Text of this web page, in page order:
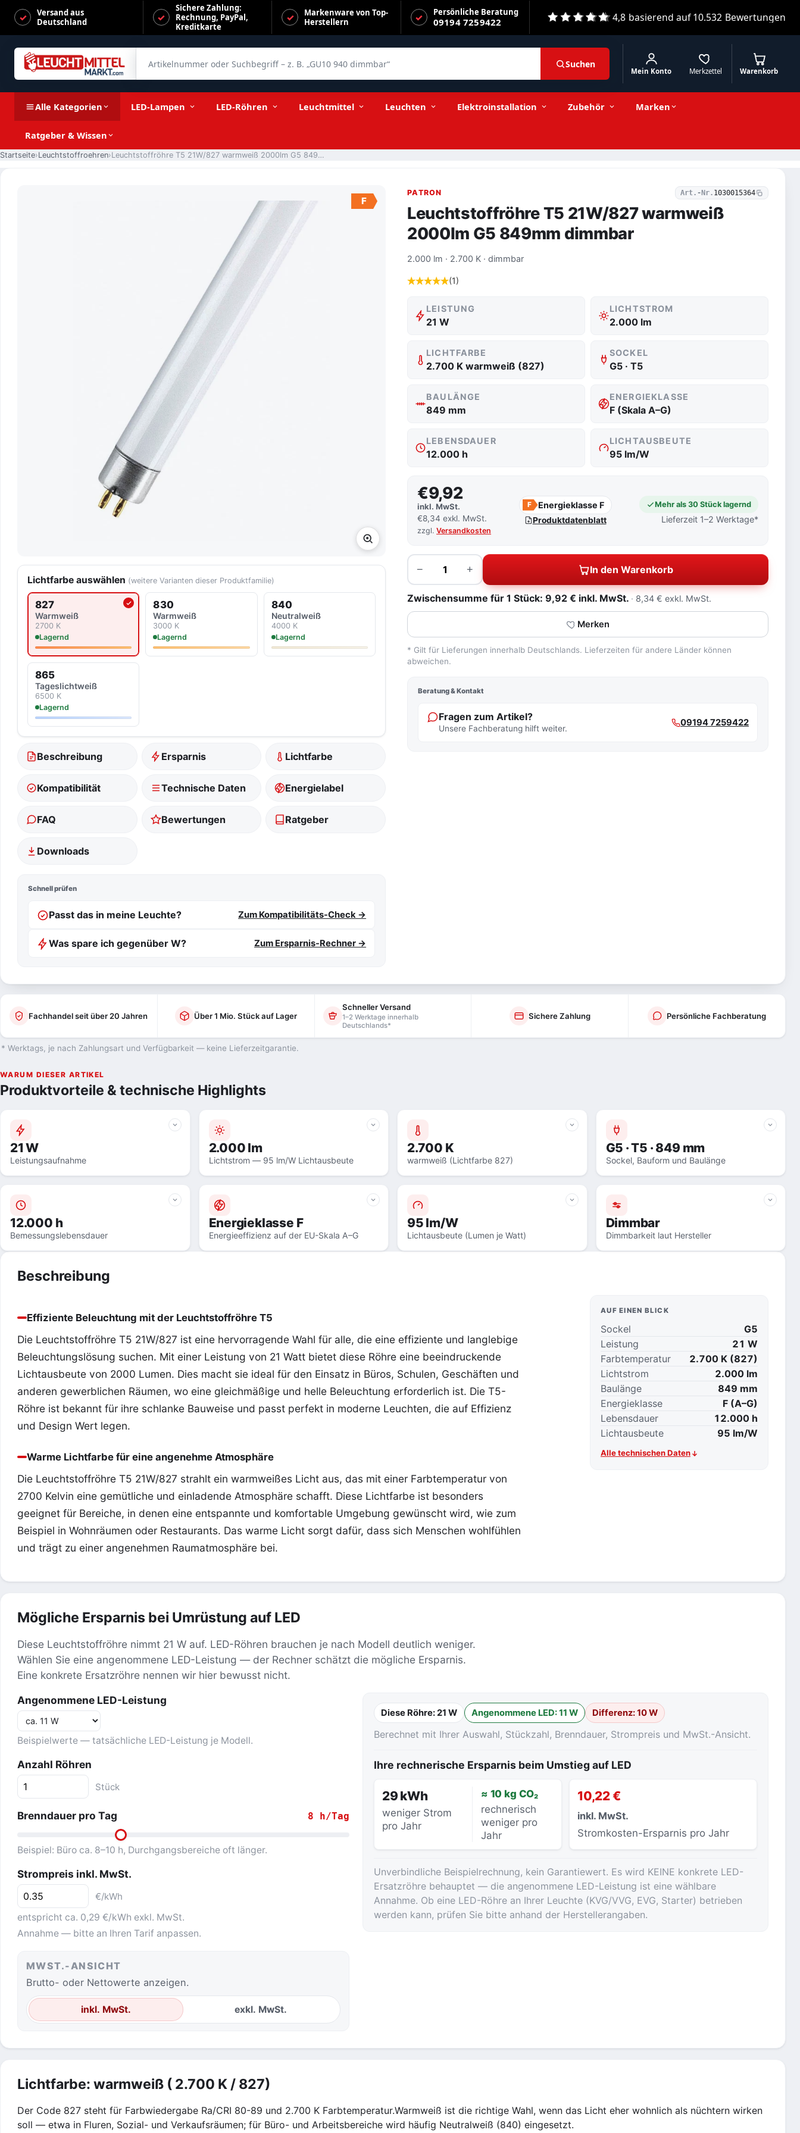
Versand aus
Deutschland
Sichere Zahlung:
Rechnung, PayPal,
Kreditkarte
Markenware von Top-
Herstellern
Persönliche Beratung
09194 7259422 4,8 basierend auf10.532 Bewertungen
Suchen
Merkzettel
Mein Konto Warenkorb
Alle Kategorien LED-Lampen LED-Röhren Leuchtmittel Leuchten Elektroinstallation Zubehör Marken
Ratgeber & Wissen
Startseite Leuchtstoffroehren Leuchtstoffröhre T5 21W/827 warmweiß 2000lm G5 849mm dimmbar
PATRON Art.-Nr. 1030015364
Leuchtstoffröhre T5 21W/827 warmweiß
2000lm G5 849mm dimmbar
2.000 lm · 2.700 K · dimmbar
(1)
F
Lichtfarbe auswählen (weitere Varianten dieser Produktfamilie)
827
Warmweiß
2700 K
Lagernd
Aktuell ausgewählte Lichtfarbe
830
Warmweiß
3000 K
Lagernd
840
Neutralweiß
4000 K
Lagernd
865
Tageslicht­weiß
6500 K
Lagernd
Beschreibung Ersparnis Lichtfarbe
Kompatibilität Technische Daten Energielabel
FAQ Bewertungen Ratgeber
Downloads
Schnell prüfen
Passt das in meine Leuchte? Zum Kompatibilitäts-Check →
Was spare ich gegenüber W? Zum Ersparnis-Rechner →
LEISTUNG
21 W
LICHTSTROM
2.000 lm
LICHTFARBE
2.700 K warmweiß (827)
SOCKEL
G5 · T5
BAULÄNGE
849 mm
ENERGIEKLASSE
F (Skala A–G)
LEBENSDAUER
12.000 h
LICHTAUSBEUTE
95 lm/W
€9,92
inkl. MwSt.
€8,34 exkl. MwSt.
zzgl.Versandkosten
F Energieklasse F
Produktdatenblatt
Mehr als 30 Stück lagernd
Lieferzeit 1–2 Werktage*
−
Menge
+ In den Warenkorb
Zwischensumme für 1 Stück: 9,92 € inkl. MwSt. 8,34 € exkl. MwSt.
Merken
* Gilt für Lieferungen innerhalb Deutschlands. Lieferzeiten für andere Länder können
abweichen.
Beratung & Kontakt
Fragen zum Artikel?
Unsere Fachberatung hilft weiter.
09194 7259422
Fachhandel seit über 20 Jahren Über 1 Mio. Stück auf Lager
Schneller Versand
1–2 Werktage innerhalb
Deutschlands*
Sichere Zahlung Persönliche Fachberatung
* Werktags, je nach Zahlungsart und Verfügbarkeit — keine Lieferzeitgarantie.
Leuchtstoffröhre T5 21W/827 warmweiß 2000lm G5 849mm dimmbar −
Stückzahl + In den Warenkorb
WARUM DIESER ARTIKEL
Produktvorteile & technische Highlights
21 W
Leistungsaufnahme
2.000 lm
Lichtstrom — 95 lm/W Lichtausbeute
2.700 K
warmweiß (Lichtfarbe 827)
G5 · T5 · 849 mm
Sockel, Bauform und Baulänge
12.000 h
Bemessungslebensdauer
Energieklasse F
Energieeffizienz auf der EU-Skala A–G
95 lm/W
Lichtausbeute (Lumen je Watt)
Dimmbar
Dimmbarkeit laut Hersteller
Beschreibung
Effiziente Beleuchtung mit der Leuchtstoffröhre T5
Die Leuchtstoffröhre T5 21W/827 ist eine hervorragende Wahl für alle, die eine effiziente und langlebige
Beleuchtungslösung suchen. Mit einer Leistung von 21 Watt bietet diese Röhre eine beeindruckende
Lichtausbeute von 2000 Lumen. Dies macht sie ideal für den Einsatz in Büros, Schulen, Geschäften und
anderen gewerblichen Räumen, wo eine gleichmäßige und helle Beleuchtung erforderlich ist. Die T5-
Röhre ist bekannt für ihre schlanke Bauweise und passt perfekt in moderne Leuchten, die auf Effizienz
und Design Wert legen.
Warme Lichtfarbe für eine angenehme Atmosphäre
Die Leuchtstoffröhre T5 21W/827 strahlt ein warmweißes Licht aus, das mit einer Farbtemperatur von
2700 Kelvin eine gemütliche und einladende Atmosphäre schafft. Diese Lichtfarbe ist besonders
geeignet für Bereiche, in denen eine entspannte und komfortable Umgebung gewünscht wird, wie zum
Beispiel in Wohnräumen oder Restaurants. Das warme Licht sorgt dafür, dass sich Menschen wohlfühlen
und trägt zu einer angenehmen Raumatmosphäre bei.
AUF EINEN BLICK
Sockel
G5
Leistung
21 W
Farbtemperatur
2.700 K (827)
Lichtstrom
2.000 lm
Baulänge
849 mm
Energieklasse
F (A–G)
Lebensdauer
12.000 h
Lichtausbeute
95 lm/W
Alle technischen Daten
Mögliche Ersparnis bei Umrüstung auf LED
Diese Leuchtstoffröhre nimmt 21 W auf. LED-Röhren brauchen je nach Modell deutlich weniger.
Wählen Sie eine angenommene LED-Leistung — der Rechner schätzt die mögliche Ersparnis.
Eine konkrete Ersatzröhre nennen wir hier bewusst nicht.
Angenommene LED-Leistung
Beispielwerte — tatsächliche LED-Leistung je Modell.
Anzahl Röhren
Stück
Brenndauer pro Tag 8 h/Tag
Beispiel: Büro ca. 8–10 h, Durchgangsbereiche oft länger.
Strompreis inkl. MwSt.
€/kWh
entspricht ca. 0,29 €/kWh exkl. MwSt.
Annahme — bitte an Ihren Tarif anpassen.
MWST.-ANSICHT
Brutto- oder Nettowerte anzeigen.
inkl. MwSt. exkl. MwSt.
Diese Röhre:21 W Angenommene LED:11 W Differenz:10 W
Berechnet mit Ihrer Auswahl, Stückzahl, Brenndauer, Strompreis und MwSt.-Ansicht.
Ihre rechnerische Ersparnis beim Umstieg auf LED
29 kWh
weniger Strom
pro Jahr
≈ 10 kg CO₂
rechnerisch
weniger pro
Jahr
10,22 €
inkl. MwSt.
Stromkosten-Ersparnis pro Jahr
Unverbindliche Beispielrechnung, kein Garantiewert. Es wird KEINE konkrete LED-
Ersatzröhre behauptet — die angenommene LED-Leistung ist eine wählbare
Annahme. Ob eine LED-Röhre an Ihrer Leuchte (KVG/VVG, EVG, Starter) betrieben
werden kann, prüfen Sie bitte anhand der Herstellerangaben.
Lichtfarbe: warmweiß ( 2.700 K / 827)
Der Code 827 steht für Farbwiedergabe Ra/CRI 80-89 und 2.700 K Farbtemperatur.Warmweiß ist die richtige Wahl, wenn das Licht eher wohnlich als nüchtern wirken
soll — etwa in Fluren, Sozial- und Verkaufsräumen; für Büro- und Arbeitsbereiche wird häufig Neutralweiß (840) eingesetzt.